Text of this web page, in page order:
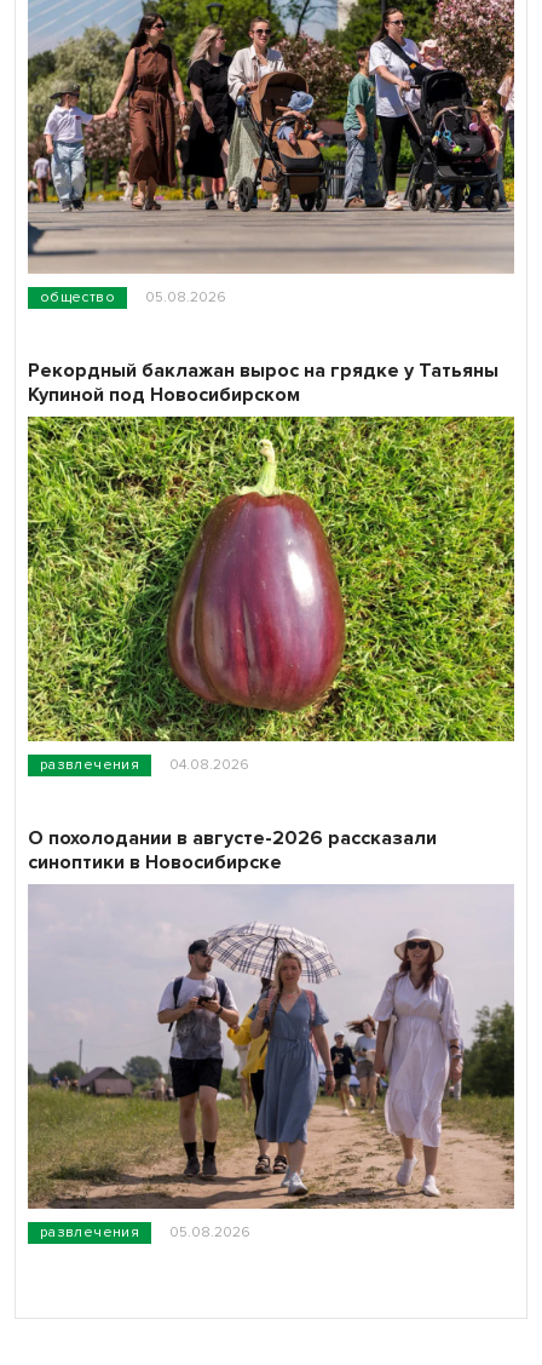
общество 05.08.2026
развлечения 04.08.2026
Рекордный баклажан вырос на грядке у Татьяны
Купиной под Новосибирском
развлечения 05.08.2026
О похолодании в августе-2026 рассказали
синоптики в Новосибирске